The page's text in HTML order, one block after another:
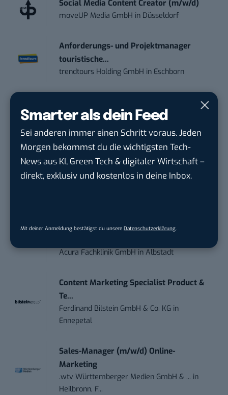
Smarter als dein Feed
Sei anderen immer einen Schritt voraus. Jeden
Morgen bekommst du die wichtigsten Tech-
News aus KI, Green Tech & digitaler Wirtschaft –
direkt, exklusiv und kostenlos in deine Inbox.
Mit deiner Anmeldung bestätigst du unsere Datenschutzerklärung
Social Media Content Creator (m/w/d)
moveUP Media GmbH in Düsseldorf
Anforderungs- und Projektmanager
touristische...
trendtours Holding GmbH in Eschborn
Creation...
Wiedmann & Winz GmbH in
Geislingen an
IT Sales & Online Marketing Manager
Marketing Manager – Content
Acura Fachklinik GmbH inAlbstadt
Content Marketing Specialist Product &
Te...
Ferdinand Bilstein GmbH & Co. KG in
Ennepetal
Sales-Manager (m/w/d) Online-
Marketing
.wtv Württemberger Medien GmbH & ... in
Heilbronn, F...